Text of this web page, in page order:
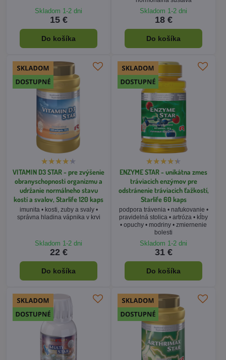
VITAMIN D3 STAR - pre zvýšenie
obranyschopnosti organizmu a
udržanie normálneho stavu
kostí a svalov, Starlife 120 kaps
imunita • kosti, zuby a svaly •
správna hladina vápnika v krvi
Skladom 1-2 dni
22 €
Do košíka
ENZYME STAR - unikátna zmes
tráviacich enzýmov pre
odstránenie tráviacich ťažkostí,
Starlife 60 kaps
podpora trávenia • nafukovanie •
pravidelná stolica • artróza • kĺby
• opuchy • modriny • zmiernenie
bolesti
Skladom 1-2 dni
31 €
Do košíka
MULTI STAR - komplexný
doplnok mikroživín, Starlife 60
ml
ARTHRIMAX STAR - proti
artritíde a bolesti kĺbov, Starlife
60 kaps